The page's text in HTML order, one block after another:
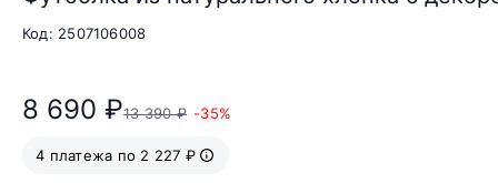
Код: 2507106008
8 690 ₽13 390 ₽ -35%
4 платежа по 2 227 ₽